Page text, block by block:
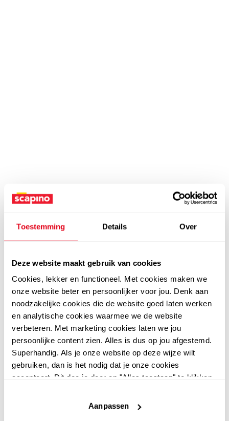
Toestemming Details Over
Deze website maakt gebruik van cookies
Cookies, lekker en functioneel. Met cookies maken we
onze website beter en persoonlijker voor jou. Denk aan
noodzakelijke cookies die de website goed laten werken
en analytische cookies waarmee we de website
verbeteren. Met marketing cookies laten we jou
persoonlijke content zien. Alles is dus op jou afgestemd.
Superhandig. Als je onze website op deze wijze wilt
gebruiken, dan is het nodig dat je onze cookies
accepteert. Dit doe je door op "Alles toestaan" te klikken.
website niet optimaal functioneert.
Aanpassen